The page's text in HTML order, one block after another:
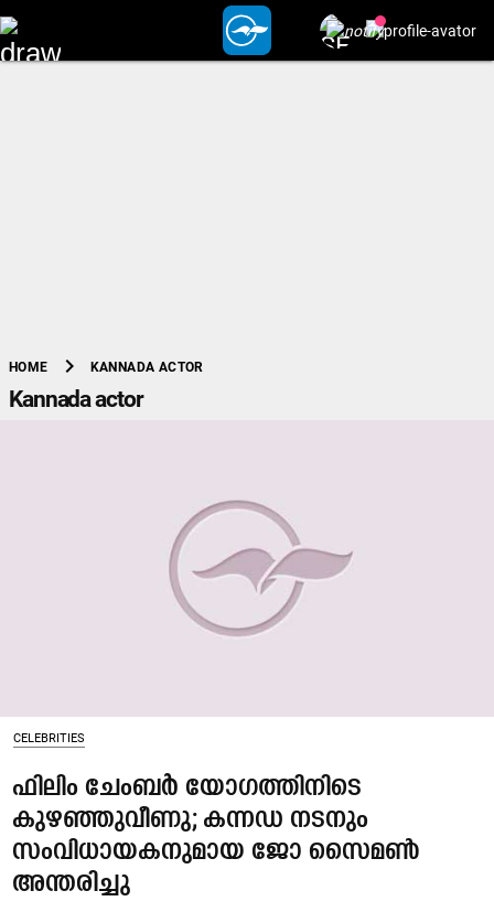
HOME chevron_right KANNADA ACTOR
Kannada actor
CELEBRITIES
ഫിലിം ചേംബർ യോഗത്തിനിടെ
കുഴഞ്ഞുവീണു; കന്നഡ നടനും
സംവിധായകനുമായ ജോ സൈമൺ
അന്തരിച്ചു